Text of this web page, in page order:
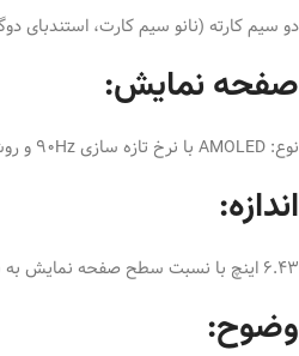
دو سیم کارته (نانو سیم کارت، استندبای
صفحه نمایش:
نوع: AMOLED با نرخ تازه سازی 90Hz و روشنایی 700 nits و 1000 nits (peak)
اندازه:
6.43 اینچ با نسبت سطح صفحه نمایش به بدنه حدود 84.5 درصد
وضوح: